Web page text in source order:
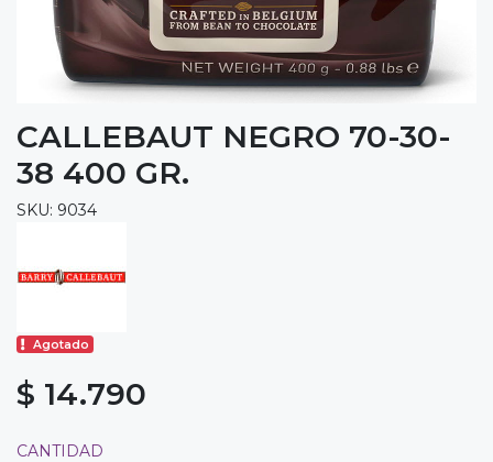
CALLEBAUT NEGRO 70-30-
38 400 GR.
SKU: 9034
Agotado
$ 14.790
CANTIDAD